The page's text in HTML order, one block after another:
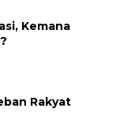
Kemana
Rakyat